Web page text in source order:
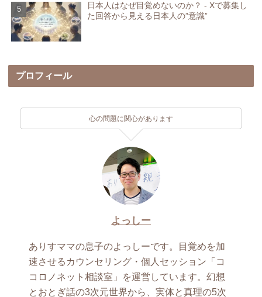
日本人はなぜ目覚めないのか？ - Xで募集し
た回答から見える日本人の”意識”
プロフィール
心の問題に関心があります
よっしー
ありすママの息子のよっしーです。目覚めを加
速させるカウンセリング・個人セッション「コ
コロノネット相談室」を運営しています。幻想
とおとぎ話の3次元世界から、実体と真理の5次